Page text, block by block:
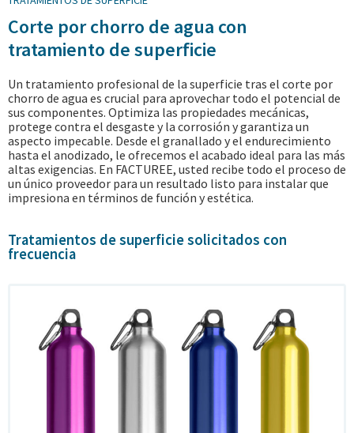
Corte por chorro de agua con
tratamiento de superficie
Un tratamiento profesional de la superficie tras el corte por
chorro de agua es crucial para aprovechar todo el potencial de
sus componentes. Optimiza las propiedades mecánicas,
protege contra el desgaste y la corrosión y garantiza un
aspecto impecable. Desde el granallado y el endurecimiento
hasta el anodizado, le ofrecemos el acabado ideal para las más
altas exigencias. En FACTUREE, usted recibe todo el proceso de
un único proveedor para un resultado listo para instalar que
impresiona en términos de función y estética.
Tratamientos de superficie solicitados con
frecuencia